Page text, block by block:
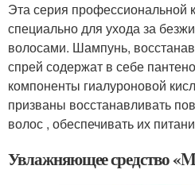
Эта серия профессиональной
специально для ухода за
волосами. Шампунь,
спрей содержат в себе
компоненты гиалуроновой
призваны восстанавливать
волос , обеспечивать их
Увлажняющее средство